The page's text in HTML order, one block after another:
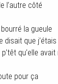
l’autre côté
la gueule
disait que
p’têt qu’elle
pour ça